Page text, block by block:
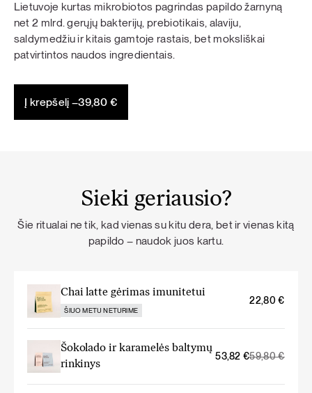
Lietuvoje kurtas mikrobiotos pagrindas papildo žarnyną
net 2 mlrd. gerųjų bakterijų, prebiotikais, alaviju,
saldymedžiu ir kitais gamtoje rastais, bet moksliškai
patvirtintos naudos ingredientais.
Į krepšelį –39,80€
Sieki geriausio?
Šie ritualai ne tik, kad vienas su kitu dera, bet ir vienas kitą
papildo – naudok juos kartu.
Chai latte gėrimas imunitetui
ŠIUO METU NETURIME
22,80€
Šokolado ir karamelės baltymų
rinkinys
59,80€
Original
was:
53,82€
Current
is: